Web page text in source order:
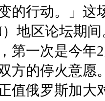
的行动。」这
地区论坛期
第一次是今年
方的停火意愿
值俄罗斯加大